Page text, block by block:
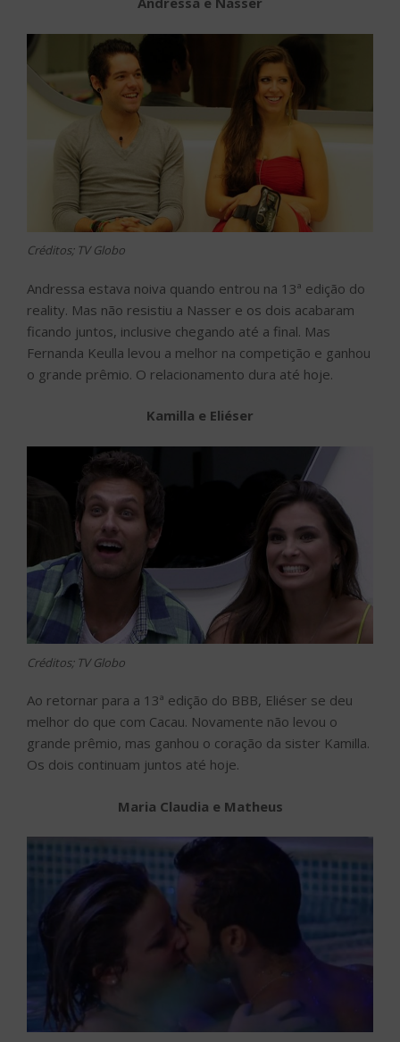
Créditos; TV Globo
Andressa estava noiva quando entrou na 13ª edição do
reality. Mas não resistiu a Nasser e os dois acabaram
ficando juntos, inclusive chegando até a final. Mas
Fernanda Keulla levou a melhor na competição e ganhou
o grande prêmio. O relacionamento dura até hoje.
Kamilla e Eliéser
Créditos; TV Globo
Ao retornar para a 13ª edição do BBB, Eliéser se deu
melhor do que com Cacau. Novamente não levou o
grande prêmio, mas ganhou o coração da sister Kamilla.
Os dois continuam juntos até hoje.
Maria Claudia e Matheus